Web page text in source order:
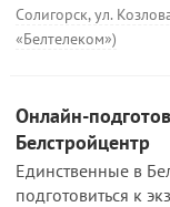
Солигорск, ул.
«Белтелеком»)
Онлайн-
Белстройцентр
Единственные в
подготовиться к